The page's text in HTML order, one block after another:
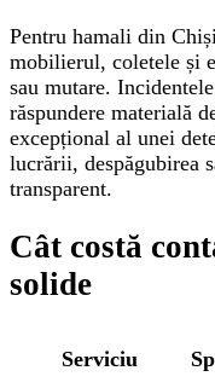
Pentru hamali din
mobilierul, coletele și
sau mutare.
răspundere materială
excepțional al unei
lucrării, despăgubirea
transparent.
Cât costă
solide
Serviciu